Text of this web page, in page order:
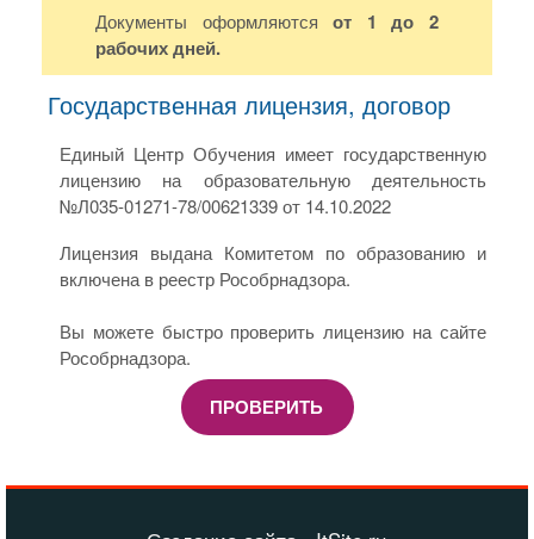
Документы оформляютсяот 1 до 2
рабочих дней.
Государственная лицензия, договор
Единый Центр Обучения имеет государственную
лицензию на образовательную деятельность
№Л035-01271-78/00621339 от 14.10.2022
Лицензия выдана Комитетом по образованию и
включена в реестр Рособрнадзора.
Вы можете быстро проверить лицензию на сайте
Рособрнадзора.
ПРОВЕРИТЬ